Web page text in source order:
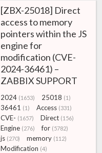
[ZBX-25018] Direct
access to memory
pointers within the JS
engine for
modification (CVE-
2024-36461) –
ZABBIX SUPPORT
2024 (1653) 25018 (1)
36461 (1) Access (331)
CVE- (1657) Direct (156)
Engine (276) for (5782)
js (270) memory (112)
Modification (4)